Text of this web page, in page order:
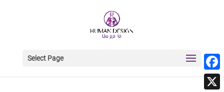
Select Page